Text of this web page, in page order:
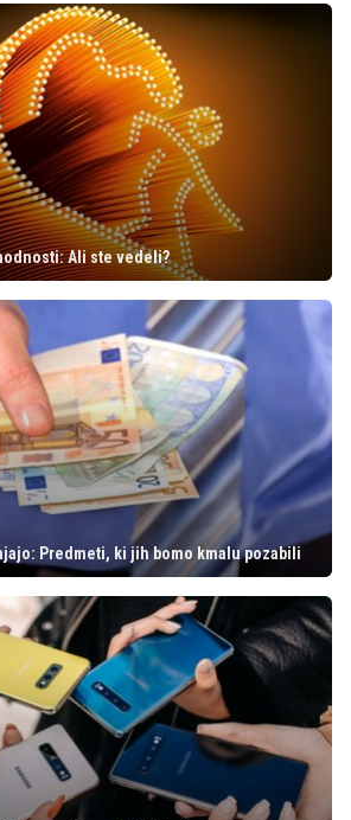
Ali ste vedeli?
Predmeti, ki jih bomo kmalu pozabili